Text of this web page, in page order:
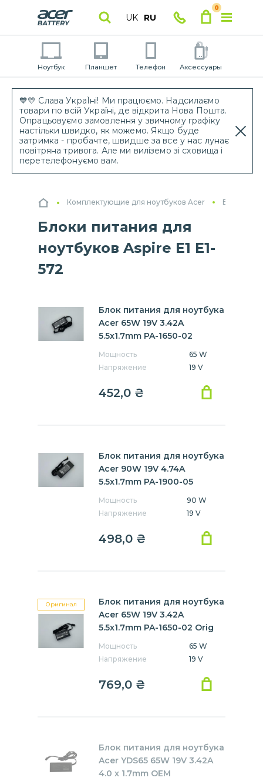
💙💛 Слава УкраЇні! Ми працюємо. Надсилаємо
товари по всій Україні, де відкрита Нова Пошта.
Опрацьовуємо замовлення у звичному графіку
настільки швидко, як можемо. Якщо буде
затримка - пробачте, швидше за все у нас лунає
повітряна тривога. Але ми виліземо зі сховища і
перетелефонуємо вам.
UK RU
0
Ноутбук Планшет Телефон Аксессуары
Комплектующие для ноутбуков Acer Блоки
Блоки питания для
ноутбуков Aspire E1 E1-
572
Блок питания для ноутбука
Acer 65W 19V 3.42A
5.5x1.7mm PA-1650-02
Мощность
65 W
Напряжение
19 V
452,0 ₴
Блок питания для ноутбука
Acer 90W 19V 4.74A
5.5x1.7mm PA-1900-05
Мощность
90 W
Напряжение
19 V
498,0 ₴
Оригинал
Блок питания для ноутбука
Acer 65W 19V 3.42A
5.5x1.7mm PA-1650-02 Orig
Мощность
65 W
Напряжение
19 V
769,0 ₴
Блок питания для ноутбука
Acer YDS65 65W 19V 3.42A
4.0 x 1.7mm OEM